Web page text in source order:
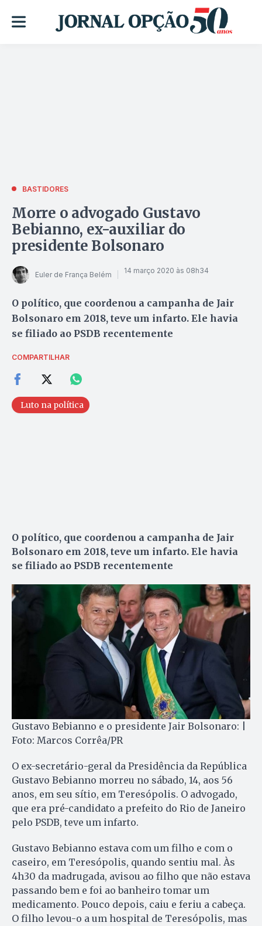
BASTIDORES
Morre o advogado Gustavo
Bebianno, ex-auxiliar do
presidente Bolsonaro
Euler de França Belém 14 março 2020 às 08h34
O político, que coordenou a campanha de Jair
Bolsonaro em 2018, teve um infarto. Ele havia
se filiado ao PSDB recentemente
COMPARTILHAR
Luto na política
O político, que coordenou a campanha de Jair
Bolsonaro em 2018, teve um infarto. Ele havia
se filiado ao PSDB recentemente
Gustavo Bebianno e o presidente Jair Bolsonaro: |
Foto: Marcos Corrêa/PR
O ex-secretário-geral da Presidência da República
Gustavo Bebianno morreu no sábado, 14, aos 56
anos, em seu sítio, em Teresópolis. O advogado,
que era pré-candidato a prefeito do Rio de Janeiro
pelo PSDB, teve um infarto.
Gustavo Bebianno estava com um filho e com o
caseiro, em Teresópolis, quando sentiu mal. Às
4h30 da madrugada, avisou ao filho que não estava
passando bem e foi ao banheiro tomar um
medicamento. Pouco depois, caiu e feriu a cabeça.
O filho levou-o a um hospital de Teresópolis, mas